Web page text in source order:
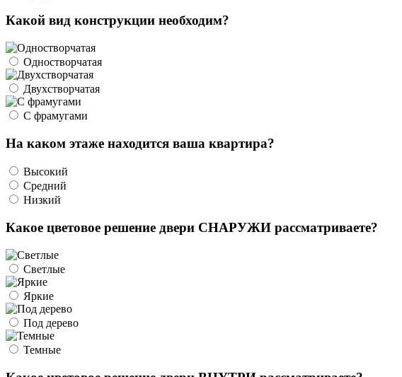
Какой вид конструкции необходим?
Одностворчатая
Двухстворчатая
С фрамугами
На каком этаже находится ваша квартира?
Высокий
Средний
Низкий
Какое цветовое решение двери СНАРУЖИ рассматриваете?
Светлые
Яркие
Под дерево
Темные